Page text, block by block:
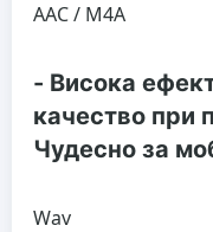
AAC / M4A
- Висока
качество при
Чудесно за
Wav